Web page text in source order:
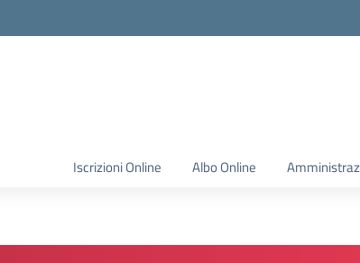
Iscrizioni Online Albo Online